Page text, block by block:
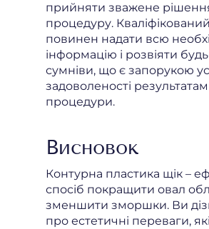
прийняти зважене
процедуру.
повинен надати всю
інформацію і розвіяти
сумніви, що є запорукою
задоволеності
процедури.
Висновок
Контурна пластика щік –
спосіб покращити овал
зменшити зморшки. Ви
про естетичні переваги, які